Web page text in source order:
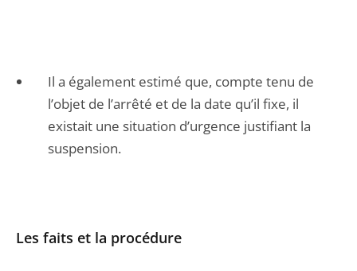
Il a également estimé que, compte tenu de
l’objet de l’arrêté et de la date qu’il fixe, il
existait une situation d’urgence justifiant la
suspension.
Les faits et la procédure